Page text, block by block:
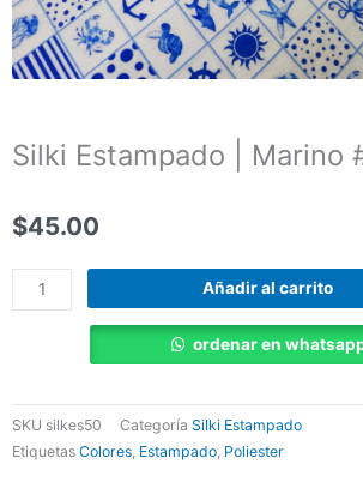
Silki Estampado | Marino
$45.00
Silki
Estampado
Añadir al carrito
ordenar en
SKU silkes50 Categoría Silki Estampado
Etiquetas Colores, Estampado, Poliester